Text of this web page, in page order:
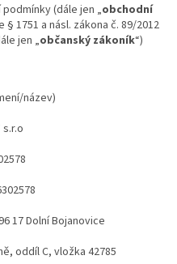
(dále jen „obchodní
§ 1751 a násl. zákona č. 89/2012
jen „občanský zákoník“)
název)
s.r.o
17 Dolní Bojanovice
oddíl C, vložka 42785